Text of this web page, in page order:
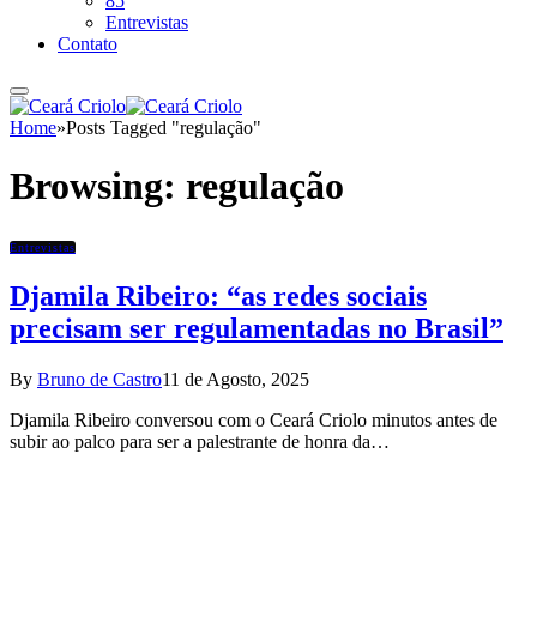
Entrevistas
Contato
Home»Posts Tagged "regulação"
Browsing: regulação
Entrevistas
Djamila Ribeiro: “as redes sociais
precisam ser regulamentadas no Brasil”
By Bruno de Castro11 de Agosto, 2025
Djamila Ribeiro conversou com o Ceará Criolo minutos antes de
subir ao palco para ser a palestrante de honra da…